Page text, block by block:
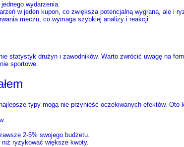
wydarzenia.
w jeden kupon, co zwiększa potencjalną wygraną, ale i
meczu, co wymaga szybkiej analizy i reakcji.
statystyk drużyn i zawodników. Warto zwrócić uwagę na
sportowe.
typy mogą nie przynieść oczekiwanych efektów.
2-5% swojego budżetu.
ryzykować większe kwoty.